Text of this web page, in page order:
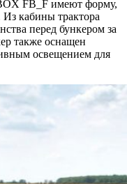
FB_F имеют форму,
кабины трактора
перед бункером за
также оснащен
освещением для